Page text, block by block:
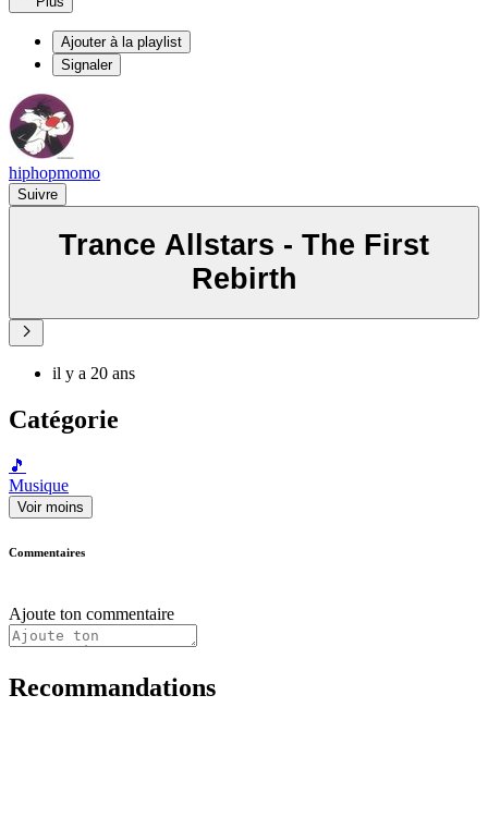
Ajouter à la playlist
Signaler
hiphopmomo
Suivre
Trance Allstars - The First
Rebirth
il y a 20 ans
Catégorie
🎵
Musique
Voir moins
Commentaires
Ajoute ton commentaire
Recommandations